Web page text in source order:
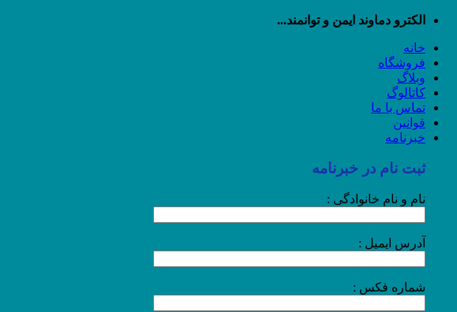
پرش
محتوا
الکترو دماوند ایمن و توانمند...
خانه
فروشگاه
وبلاگ
کاتالوگ
تماس با ما
قوانین
خبرنامه
ثبت نام در خبرنامه
نام و نام خانوادگی :
آدرس ایمیل :
شماره فکس :